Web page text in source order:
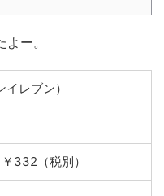
ー。
レブン）
332（税別）